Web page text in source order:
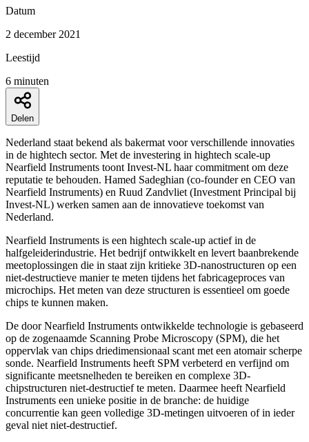
Datum
2 december 2021
Leestijd
6 minuten
Delen
Nederland staat bekend als bakermat voor verschillende innovaties
in de hightech sector. Met de investering in hightech scale-up
Nearfield Instruments toont Invest-NL haar commitment om deze
reputatie te behouden. Hamed Sadeghian (co-founder en CEO van
Nearfield Instruments) en Ruud Zandvliet (Investment Principal bij
Invest-NL) werken samen aan de innovatieve toekomst van
Nederland.
Nearfield Instruments is een hightech scale-up actief in de
halfgeleiderindustrie. Het bedrijf ontwikkelt en levert baanbrekende
meetoplossingen die in staat zijn kritieke 3D-nanostructuren op een
niet-destructieve manier te meten tijdens het fabricageproces van
microchips. Het meten van deze structuren is essentieel om goede
chips te kunnen maken.
De door Nearfield Instruments ontwikkelde technologie is gebaseerd
op de zogenaamde Scanning Probe Microscopy (SPM), die het
oppervlak van chips driedimensionaal scant met een atomair scherpe
sonde. Nearfield Instruments heeft SPM verbeterd en verfijnd om
significante meetsnelheden te bereiken en complexe 3D-
chipstructuren niet-destructief te meten. Daarmee heeft Nearfield
Instruments een unieke positie in de branche: de huidige
concurrentie kan geen volledige 3D-metingen uitvoeren of in ieder
geval niet niet-destructief.